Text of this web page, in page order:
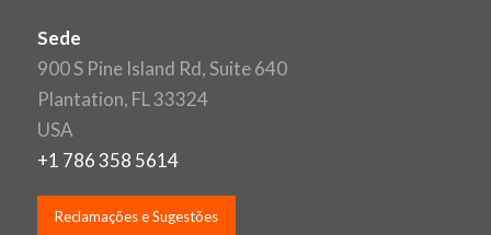
Sede
900 S Pine Island Rd, Suite 640
Plantation, FL 33324
USA
+1 786 358 5614
Reclamações e Sugestões